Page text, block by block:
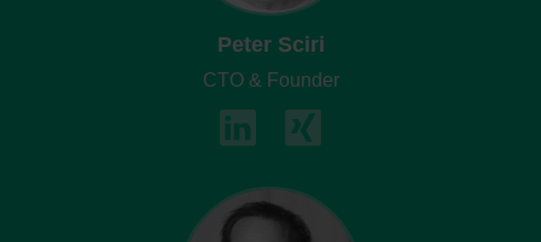
Peter Sciri
CTO & Founder